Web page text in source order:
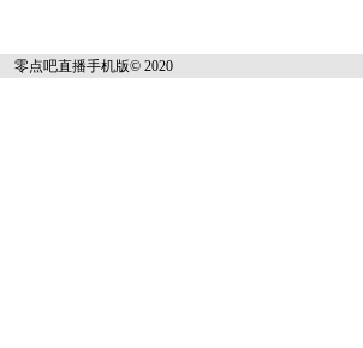
零点吧直播手机版© 2020